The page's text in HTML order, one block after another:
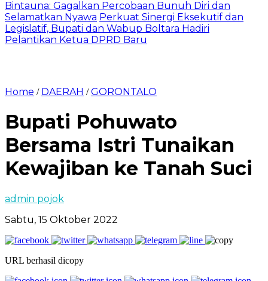
Bintauna: Gagalkan Percobaan Bunuh Diri dan
Selamatkan Nyawa Perkuat Sinergi Eksekutif dan
Legislatif, Bupati dan Wabup Boltara Hadiri
Pelantikan Ketua DPRD Baru
Home / DAERAH /GORONTALO
Bupati Pohuwato
Bersama Istri Tunaikan
Kewajiban ke Tanah Suci
admin pojok
Sabtu, 15 Oktober 2022
URL berhasil dicopy